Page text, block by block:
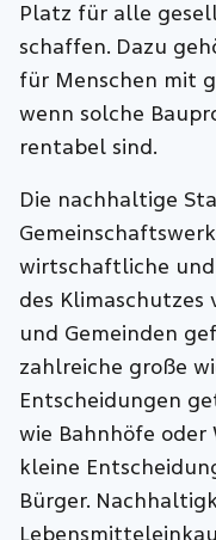
Platz für alle
schaffen. Dazu
für Menschen mit
wenn solche
rentabel sind.
Die nachhaltige
wirtschaftliche und
des Klimaschutzes
und Gemeinden
zahlreiche große
Entscheidungen
wie Bahnhöfe oder
kleine
Bürger.